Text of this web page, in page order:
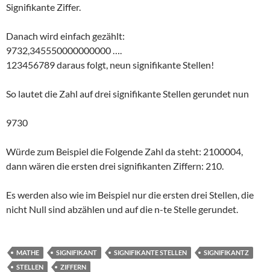
Signifikante Ziffer.
Danach wird einfach gezählt:
9732,345550000000000 ….
123456789 daraus folgt, neun signifikante Stellen!
So lautet die Zahl auf drei signifikante Stellen gerundet nun
9730
Würde zum Beispiel die Folgende Zahl da steht: 2100004,
dann wären die ersten drei signifikanten Ziffern: 210.
Es werden also wie im Beispiel nur die ersten drei Stellen, die
nicht Null sind abzählen und auf die n-te Stelle gerundet.
MATHE SIGNIFIKANT SIGNIFIKANTE STELLEN
SIGNIFIKANTZ
STELLEN
ZIFFERN